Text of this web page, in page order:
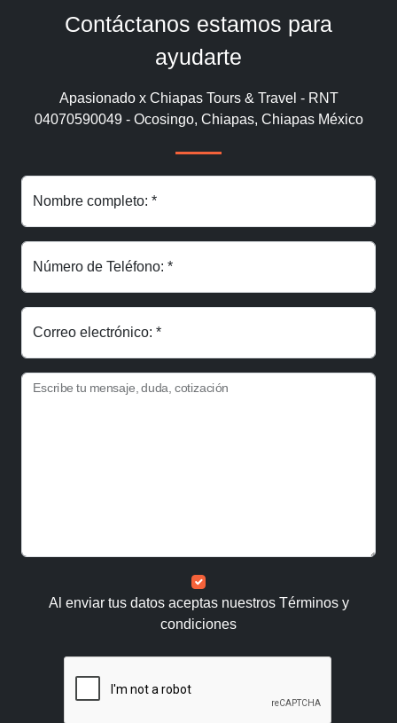
Contáctanos estamos para
ayudarte
Apasionado x Chiapas Tours & Travel - RNT
04070590049 - Ocosingo, Chiapas, Chiapas México
Nombre completo: *
Número de Teléfono: *
Correo electrónico: *
Escribe tu mensaje, duda, cotización
Al enviar tus datos aceptas nuestros Términos y
condiciones